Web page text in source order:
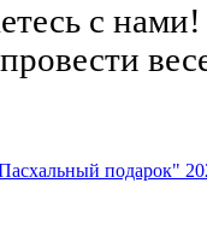
с нами!
подарок"